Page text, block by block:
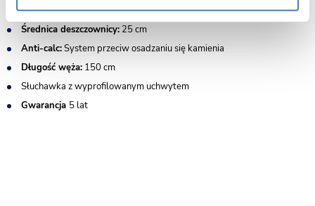
Kolor:Złoto szczotkowane
Średnica deszczownicy: 25 cm
Anti-calc:System przeciw osadzaniu się kamienia
Długość węża: 150 cm
Słuchawka z wyprofilowanym uchwytem
Gwarancja 5 lat